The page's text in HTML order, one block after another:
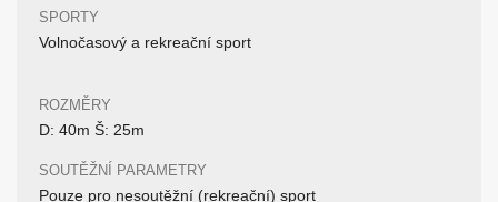
SPORTY
Volnočasový a rekreační sport
ROZMĚRY
D: 40m Š: 25m
SOUTĚŽNÍ PARAMETRY
Pouze pro nesoutěžní (rekreační) sport